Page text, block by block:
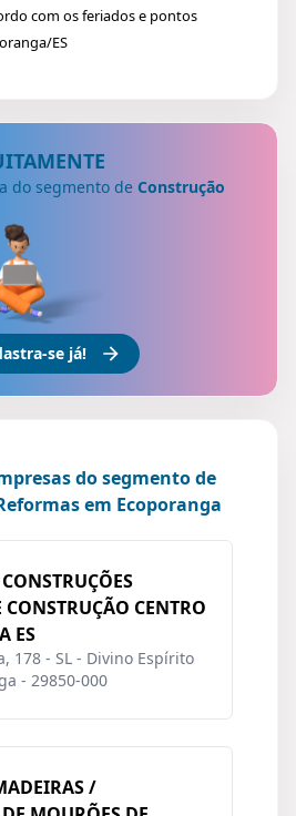
com os feriados e pontos
ES
do segmento de Construção
se já!
do segmento de
em Ecoporanga
CENTRO
ES
178 - SL - Divino Espírito
- 29850-000
/